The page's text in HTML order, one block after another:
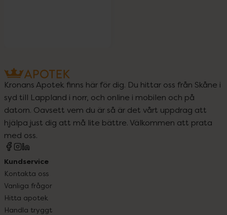
Kronans Apotek finns här för dig. Du hittar oss från Skåne i
syd till Lappland i norr, och online i mobilen och på
datorn. Oavsett vem du är så är det vårt uppdrag att
hjälpa just dig att må lite bättre. Välkommen att prata
med oss.
Kundservice
Kontakta oss
Vanliga frågor
Hitta apotek
Handla tryggt